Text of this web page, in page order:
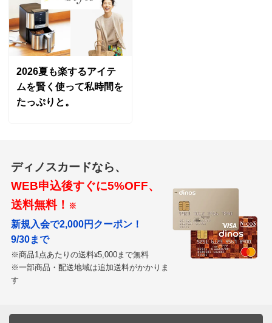
2026夏も楽するアイテ
ムを賢く使って私時間を
たっぷりと。
ディノスカードなら、
WEB申込後すぐに5%OFF、
送料無料！ ※
新規入会で2,000円クーポン！
9/30まで
※商品1点あたりの送料¥5,000まで無料
※一部商品・配送地域は追加送料がかかりま
す